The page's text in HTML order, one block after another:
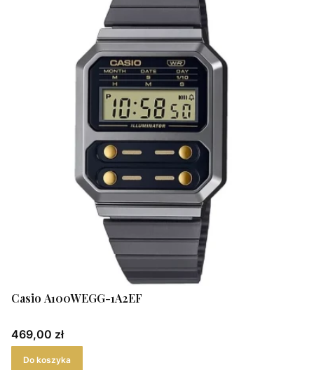
Casio A100WEGG-1A2EF
Cena
469,00 zł
Do koszyka